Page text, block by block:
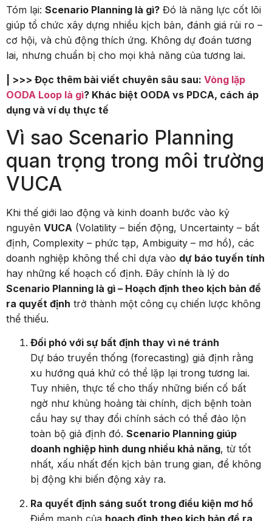
Tóm lại: Scenario Planning là gì? Đó là năng lực cốt lõi
giúp tổ chức xây dựng nhiều kịch bản, đánh giá rủi ro –
cơ hội, và chủ động thích ứng. Không dự đoán tương
lai, nhưng chuẩn bị cho mọi khả năng của tương lai.
| >>> Đọc thêm bài viết chuyên sâu sau: Vòng lặp
OODA Loop là gì? Khác biệt OODA vs PDCA, cách áp
dụng và ví dụ thực tế
Vì sao Scenario Planning
quan trọng trong môi trường
VUCA
Khi thế giới lao động và kinh doanh bước vào kỷ
nguyên VUCA (Volatility – biến động, Uncertainty – bất
định, Complexity – phức tạp, Ambiguity – mơ hồ), các
doanh nghiệp không thể chỉ dựa vào dự báo tuyến tính
hay những kế hoạch cố định. Đây chính là lý do
Scenario Planning là gì – Hoạch định theo kịch bản để
ra quyết định trở thành một công cụ chiến lược không
thể thiếu.
Đối phó với sự bất định thay vì né tránh
Dự báo truyền thống (forecasting) giả định rằng
xu hướng quá khứ có thể lặp lại trong tương lai.
Tuy nhiên, thực tế cho thấy những biến cố bất
ngờ như khủng hoảng tài chính, dịch bệnh toàn
cầu hay sự thay đổi chính sách có thể đảo lộn
toàn bộ giả định đó. Scenario Planning giúp
doanh nghiệp hình dung nhiều khả năng , từ tốt
nhất, xấu nhất đến kịch bản trung gian, để không
bị động khi biến động xảy ra.
Ra quyết định sáng suốt trong điều kiện mơ hồ
Điểm mạnh của hoạch định theo kịch bản để ra